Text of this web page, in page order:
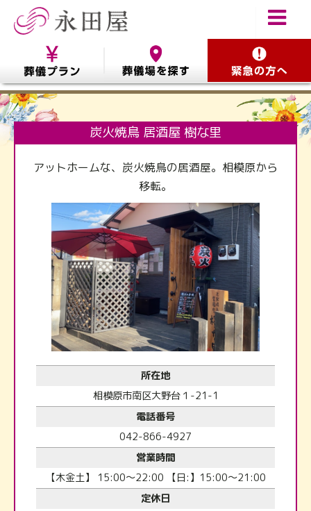
炭火焼鳥 居酒屋 樹な里
アットホームな、炭火焼鳥の居酒屋。相模原から
移転。
所在地
相模原市南区大野台１-21-1
電話番号
042-866-4927
営業時間
【木金土】 15:00～22:00 【日:】15:00～21:00
定休日